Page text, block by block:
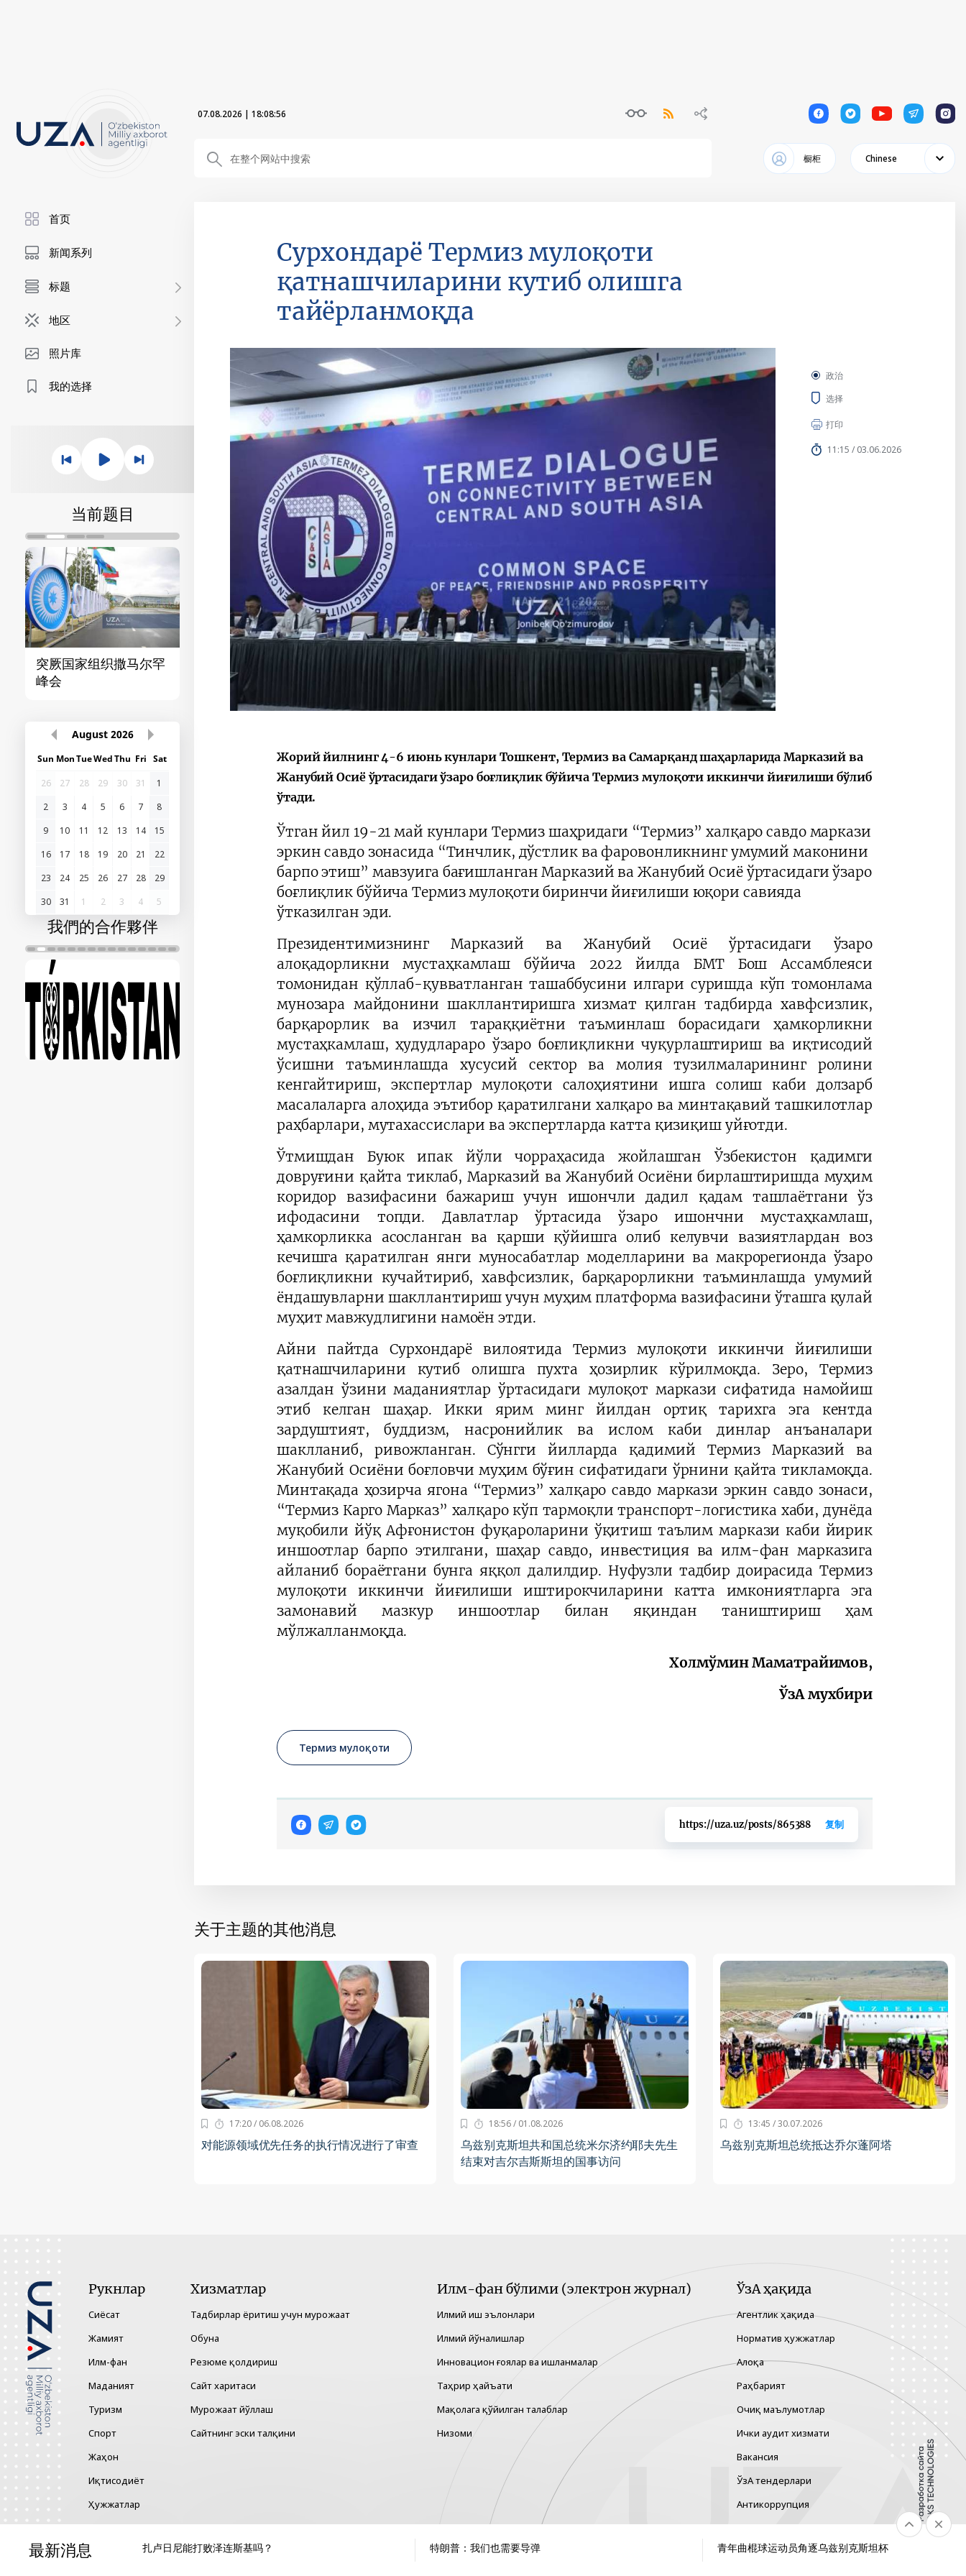
07.08.2026 | 18:08:57 1 1 1 1 1
橱柜 Chinese
首页
新闻系列
标题
地区
照片库
我的选择
当前题目
突厥国家组织撒马尔罕
峰会
首届“中国-中亚”峰会 宪法改革
August 2026
Sun MonTueWedThu Fri Sat
26
27 28 29 30 31
1
2
3 4 5 6 7
8
9
10 11 12 13 14
15
16
17 18 19 20 21
22
23
24 25 26 27 28
29
30
31 1 2 3 4 5
我們的合作夥伴
Сурхондарё Термиз мулоқоти
қатнашчиларини кутиб олишга
тайёрланмоқда
政治
选择
打印
11:15 / 03.06.2026
Жорий йилнинг 4-6 июнь кунлари Тошкент, Термиз ва Самарқанд шаҳарларида Марказий ва
Жанубий Осиё ўртасидаги ўзаро боғлиқлик бўйича Термиз мулоқоти иккинчи йиғилиши бўлиб
ўтади.
Ўтган йил 19-21 май кунлари Термиз шаҳридаги “Термиз” халқаро савдо маркази
эркин савдо зонасида “Тинчлик, дўстлик ва фаровонликнинг умумий маконини
барпо этиш” мавзуига бағишланган Марказий ва Жанубий Осиё ўртасидаги ўзаро
боғлиқлик бўйича Термиз мулоқоти биринчи йиғилиши юқори савияда
ўтказилган эди.
ПрезидентимизнингМарказий ва Жанубий Осиё ўртасидаги ўзаро
алоқадорликни мустаҳкамлаш бўйича 2022 йилда БМТ Бош Ассамблеяси
томонидан қўллаб-қувватланган ташаббусини илгари суришда кўп томонлама
мунозара майдонини шакллантиришга хизмат қилган тадбирда хавфсизлик,
барқарорлик ва изчил тараққиётни таъминлаш борасидаги ҳамкорликни
мустаҳкамлаш, ҳудудлараро ўзаро боғлиқликни чуқурлаштириш ва иқтисодий
ўсишни таъминлашда хусусий сектор ва молия тузилмаларининг ролини
кенгайтириш, экспертлар мулоқоти салоҳиятини ишга солиш каби долзарб
масалаларга алоҳида эътибор қаратилгани халқаро ва минтақавий ташкилотлар
раҳбарлари, мутахассислари ва экспертларда катта қизиқиш уйғотди.
Ўтмишдан Буюк ипак йўли чорраҳасида жойлашган Ўзбекистон қадимги
довруғини қайта тиклаб, Марказий ва Жанубий Осиёни бирлаштиришда муҳим
коридор вазифасини бажариш учун ишончли дадил қадам ташлаётгани ўз
ифодасини топди. Давлатлар ўртасида ўзаро ишончни мустаҳкамлаш,
ҳамкорликка асосланган ва қарши қўйишга олиб келувчи вазиятлардан воз
кечишга қаратилган янги муносабатлар моделларини ва макрорегионда ўзаро
боғлиқликни кучайтириб, хавфсизлик, барқарорликни таъминлашда умумий
ёндашувларни шакллантириш учун муҳим платформа вазифасини ўташга қулай
муҳит мавжудлигини намоён этди.
Айни пайтда Сурхондарё вилоятида Термиз мулоқоти иккинчи йиғилиши
қатнашчиларини кутиб олишга пухта ҳозирлик кўрилмоқда. Зеро, Термиз
азалдан ўзини маданиятлар ўртасидаги мулоқот маркази сифатида намойиш
этиб келган шаҳар. Икки ярим минг йилдан ортиқ тарихга эга кентда
зардуштият, буддизм, насронийлик ва ислом каби динлар анъаналари
шаклланиб, ривожланган. Сўнгги йилларда қадимий Термиз Марказий ва
Жанубий Осиёни боғловчи муҳим бўғин сифатидаги ўрнини қайта тикламоқда.
Минтақада ҳозирча ягона “Термиз” халқаро савдо маркази эркин савдо зонаси,
“Термиз Карго Марказ” халқаро кўп тармоқли транспорт-логистика хаби, дунёда
муқобили йўқ Афғонистон фуқароларини ўқитиш таълим маркази каби йирик
иншоотлар барпо этилгани, шаҳар савдо, инвестиция ва илм-фан марказига
айланиб бораётгани бунга яққол далилдир. Нуфузли тадбир доирасида Термиз
мулоқоти иккинчи йиғилиши иштирокчиларини катта имкониятларга эга
замонавий мазкур иншоотлар билан яқиндан таништириш ҳам
мўлжалланмоқда.
Холмўмин Маматрайимов,
ЎзА мухбири
Термиз мулоқоти
https://uza.uz/posts/865388 复制
关于主题的其他消息
17:20 / 06.08.2026
对能源领域优先任务的执行情况进行了审查
18:56 / 01.08.2026
乌兹别克斯坦共和国总统米尔济约耶夫先生
结束对吉尔吉斯斯坦的国事访问
13:45 / 30.07.2026
乌兹别克斯坦总统抵达乔尔蓬阿塔
最新消息 扎卢日尼能打败泽连斯基吗？ 特朗普：我们也需要导弹 青年曲棍球运动员角逐乌兹别克斯坦杯
Рукнлар
Сиёсат
Жамият
Илм-фан
Маданият
Туризм
Спорт
Жаҳон
Иқтисодиёт
Ҳужжатлар
Технология
Хизматлар
Тадбирлар ёритиш учун мурожаат
Обуна
Резюме қолдириш
Сайт харитаси
Мурожаат йўллаш
Сайтнинг эски талқини
Илм-фан бўлими (электрон журнал)
Илмий иш эълонлари
Илмий йўналишлар
Инновацион ғоялар ва ишланмалар
Таҳрир ҳайъати
Мақолага қўйилган талаблар
Низоми
ЎзА ҳақида
Агентлик ҳақида
Норматив ҳужжатлар
Алоқа
Раҳбарият
Очиқ маълумотлар
Ички аудит хизмати
Вакансия
ЎзА тендерлари
Антикоррупция
Гендер тенглик
Хавфларни бошқариш